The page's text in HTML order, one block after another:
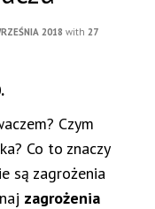
2018 with 27
Czym
Co to znaczy
są zagrożenia
zagrożenia